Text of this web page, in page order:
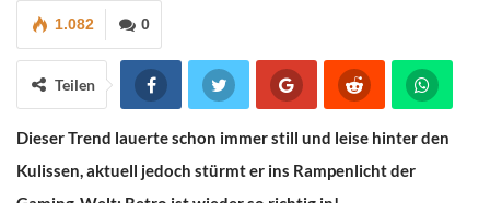
0
1.082
Teilen
Dieser Trend lauerte schon immer still und leise hinter den
Kulissen, aktuell jedoch stürmt er ins Rampenlicht der